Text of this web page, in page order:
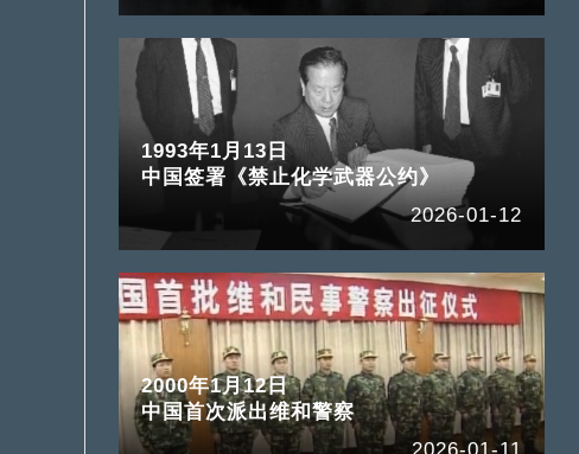
1993年1月13日
中国签署《禁止化学武器公约》
2026-01-12
2000年1月12日
中国首次派出维和警察